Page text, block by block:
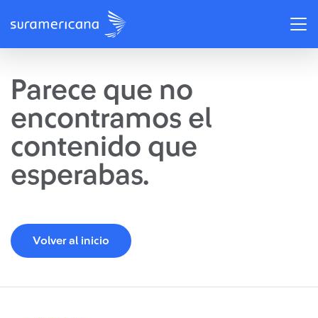
Parece que no
encontramos el
contenido que
esperabas.
Volver al inicio